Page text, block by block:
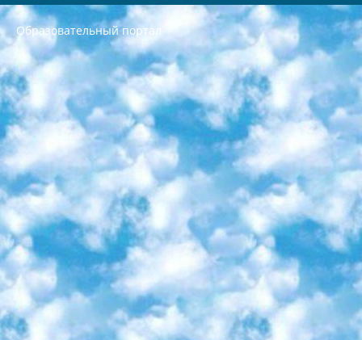
Образовательный портал
РЕСПУБЛИКА УЗБЕКИСТАН МИНИСТРЕРСТВО ДОШКОЛЬНОГО И ШКОЛЬНОГО ОБРАЗОВАНИЯ КОМАНДА в общеобразовательных учреждениях в 2023-2024 учебном году организация и проведение итоговой государственной аттестации обучающихся о Министра дошкольного и школьного образования Республики Узбекистан от 4 марта 2008 года (постановлением Минюста от 20 марта 2008 года № 1778 государственной регистрации) «Итоговое состояние учащихся общего среднего образования на основании положения об утверждении положения об аттестации общего среднего образования выпускной экзамен студентов в образовательных учреждениях в 2023-2024 учебном году В целях организации и прохождения аттестации приказываю: 1. Следующее: перечень предметов, по которым будет проводиться итоговая государственная аттестация и экзамен формы перевода согласно приложению 1; сертификаты международного образца, оценивающие уровень владения иностранными языками перечень согласно приложению 2; 2. Педагогический при специализированных образовательных учреждениях. научно-практический центр квалификации и международной оценки (Д.Давидова) 2024 г. До 25 марта: задания по предметам, по которым будет проводиться итоговая аттестация разработка и утверждение технических условий; итоговая аттестация на основании разработанного предметного задания разработка вопросов по предметам (устно и письменно), экзамен передача; общеобразовательные средние школы и специальные учебные заведения учащиеся выпускных классов школ и интернатов в агентской системе подготовка базы данных экзаменационных материалов и критериев оценки; перевод базы экзаменационных материалов на все языки обучения подать в Республиканский образовательный центр для изготовления; варианты экзаменов на основе разработанных контрольных материалов пусть будут поставлены задачи формирования. 3. Республиканский образовательный центр (Ш.Худайкулов) до 5 апреля 2024 года. до: база данных предоставленных экзаменационных материалов на все языки обучения перевод и экспертиза; для слепых, слабовидящих, глухих, слабослышащих и умственно отсталых детей учащиеся выпускных классов специализированных школ и школ-интернатов база данных экзаменационных материалов на всех преподаваемых языках подготовка критериев оценки; специализированные школы для умственно отсталых детей и технологии для учащихся выпускных классов школ-интернатов разработка соответствующих рекомендаций и критериев проведения ЕГЭ по естествознанию давать задания. 4. Педагогический при специализированных образовательных учреждениях. Научно-практический центр навыков и международной оценки (Д.Давидова), Республика образовательный центр (Худайкулов Ш.) итоговый государственный аттестационный экзамен ориентирован на творческое и логическое мышление при подготовке базы материалов учитывать введение заданий. 5. Следует отметить, что: сертификат государственного образца о знании общеобразовательного предмета и как минимум национальный уровень B1 по предметам на иностранных языках, указанным в Приложении 2. или международно признанный сертификат эквивалентного уровня студенты, изучающие определенный предмет, освобождаются от экзамена; по соответствующим предметам запланирована итоговая государственная аттестация за день до дня, путем жеребьевки Рабочей группой (в письменной форме по предметам, проводимым в форме) из числа сформированных вариантов выбрано 2 варианта; 2 выбранных варианта экзамена анонсированы на официальном сайте министерства и все выпускники по всей стране на основе этих вариантов проводит итоговую государственную аттестацию. 6. Государственное образование учащихся средних общеобразовательных учреждений. знания в соответствии с квалификационными требованиями, которые необходимо приобрести на основании стандартов итоговый (выпускной) контроль для 9 и 11 классов в целях тестирования Экзамены (далее – экзамены) состоят из предметов, перечисленных в приложении 1. будет сделано. 7. Экзамены пройдут с 26 мая по 15 июня 2024 г. (кроме науки физического воспитания). 8. Физическая для учащихся 9 классов общесредних образовательных учреждений. Экзамены по предмету «Образование, квалификация медицина» 1-6 мая 2024 года. сотрудники перевести под присмотр (с отклонениями в физическом или умственном развитии) специализированная школа для детей, школы-интернаты и со сколиозом школы-интернаты санаторного типа для больных детей исключены). 9. Он был слепым, слабовидящим и имел нарушения опорно-двигательного аппарата. экзамены в специализированных школах и интернатах для детей должны проводиться исходя из требований, предъявляемых к общеобразовательным учреждениям (физкультура кроме науки). 10. Специализированная школа для глухих и слабослышащих детей. и экзамены в интернатах и быть реализован в виде письменного теста по математике. 11. Специальность для умственно отсталых детей. Для 9 класса Родной язык и литературное письмо Государственный язык (язык обучения – узбекский). для неклассов) написано Математическое письмо Письменная/устная история Узбекистана Физическое воспитание практично Итоговый контроль Для 11 класса Написание родного языка и литературы (эссе) Математическое письмо Узбекский язык (обучение на узбекском языке) не посещающее общее среднее образование для учреждений)/Образовательное учреждение выбор письменный и устный Иностранный язык письменный/устный Письменная/устная история Узбекистана *По выбору студента:  Химия  Физика  Основы государственного права  География 10 бесплатных образовательных ресурсов - Мы составили подборку онлайн-проектов с интерактивными упражнениями, видеолекциями и статьями. Они помогут вам обрести новые и освежить старые знания бесплатно. 1. «ИНТУИТ» Старейшая образовательная площадка Рунета. Здесь вы найдёте сотни текстовых и видеокурсов на десятки различных тем — от программирования до психологии. Многие курсы подготовлены российскими университетами и крупными международными компаниями вроде Intel и Microsoft. Самостоятельное обучение бесплатное, но желающие могут оплатить услуги персональных наставников. 2. «Смартия» знакомит с актуальными профессиями и подсказывает, как им обучаться. Выбрав заинтересовавшую вас специальность — SMM-специалист, фотограф, веб-дизайнер или другую, — увидите список необходимых для неё умений. Чтобы вы могли освоить их самостоятельно, для каждого умения площадка отображает подборку ссылок на учебные материалы. Хотя «Смартия» ориентируется на русскоязычную аудиторию, часть контента всё же доступна только на английском. 3. «Лекторий Физтеха» Проект Московского физико-технического института (Физтеха). С его помощью вы можете смотреть онлайн серии лекций, записанные на видео в этом вузе. В числе доступных предметов — физика, биология, химия, информационные технологии и другие. К некоторым лекциям администрация ресурса прилагает готовые конспекты, которые можно скачивать в PDF-формате. 4. ITMOcourses Онлайн-площадка Санкт-Петербургского национального исследовательского университета информационных технологий, механики и оптики (ИТМО). Ресурс предоставляет свободный доступ к курсам, разработанным в этом вузе. Каталог материалов разбит на четыре категории: «Оптические системы и технологии», «Приборостроение и робототехника», «Информационные технологии» и «Биотехнологии». Курсы состоят из видеолекций, интерактивных демонстраций и заданий. 5. «КиберЛенинка» Электронная научная библиотека открытого доступа. Каталог площадки регулярно обрастает текстами статей из различных научных изданий. Сгруппированные по журналам и рубрикам публикации можно читать онлайн или скачивать целиком в PDF-формате. Проект нацелен на популяризацию науки за счёт открытого доступа к качественной информации. 6. «ПостНаука» На этом ресурсе публикуют подборки видеолекций, составленные экспертами из разных отраслей и объединённые общими темами. Среди них, к примеру, есть серии «Биоинформатика и геномика», «Культура средневековой Скандинавии» и Cinema Studies о теории кино. Каждая подборка лекций — логически связанная история, рассказанная экспертом от первого лица. Кроме того, на сайте появляются научно-образовательные статьи и тесты на разные темы. 7. «Newочём» Команда проекта «Newочём» отбирает самые интересные тексты из англоязычных СМИ и переводит те из них, за которые голосуют участники сообщества «ВКонтакте». По большей части это научно-популярные статьи. Редакторы придумывают лишь заголовки, в остальном содержание переводов соответствует оригиналам. Полные тексты можно читать прямо в социальной сети. 8. InternetUrok Онлайн-база материалов по основным дисциплинам школьной программы. Информация на сайте структурирована по классам, предметам и темам (урокам). Каждый урок состоит из видеолекций и конспектов. Есть также интерактивные тренажёры и тесты для закрепления пройденного материала. Даже если вы давно окончили школу, возможность повторить программу старших классов всегда может пригодиться. 9. Edutainme Ещё один ресурс об образовании. В отличие от Newtonew, как мне кажется, Edutainme больше ориентируется на представителей индустрии: педагогов, предпринимателей, разработчиков образовательных проектов. Но и любой, кто просто стремится к саморазвитию, найдёт на сайте много полезного и интересного для себя. Например, информацию о новых курсах и образовательных сервисах. 10. Newtonew Онлайн-медиа об образовании и обучении в широком смысле. Авторы Newtonew пишут об инструментах, заведениях, тактиках и стратегиях, которые помогают учить других и получать новые знания самостоятельно. На этой площадке вы найдёте новости, обзоры, аналитические мат